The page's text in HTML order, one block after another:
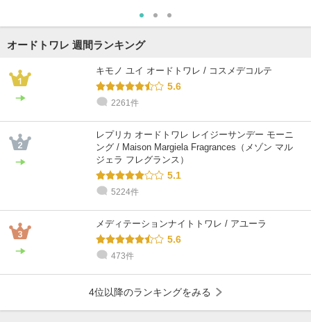
オードトワレ 週間ランキング
キモノ ユイ オードトワレ / コスメデコルテ
5.6
2261件
レプリカ オードトワレ レイジーサンデー モーニ
ング / Maison Margiela Fragrances（メゾン マル
ジェラ フレグランス）
5.1
5224件
メディテーションナイトトワレ / アユーラ
5.6
473件
4位以降のランキングをみる